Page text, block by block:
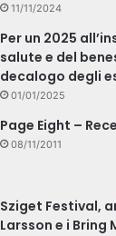
11/11/2024
Per un 2025
salute e del
decalogo degli
01/01/2025
Page Eight –
08/11/2011
Sziget Festival,
Larsson e i Bring